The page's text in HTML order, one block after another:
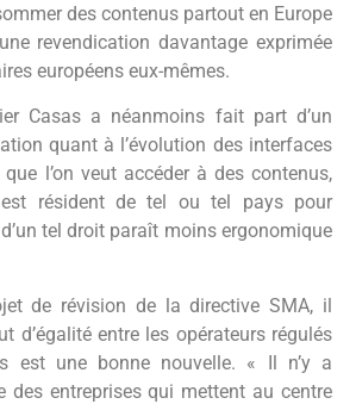
des contenus partout en Europe
revendication davantage exprimée
européens eux-mêmes.
Casas a néanmoins fait part d’un
quant à l’évolution des interfaces
l’on veut accéder à des contenus,
est résident de tel ou tel pays pour
tel droit paraît moins ergonomique
de révision de la directive SMA, il
d’égalité entre les opérateurs régulés
est une bonne nouvelle. « Il n’y a
des entreprises qui mettent au centre